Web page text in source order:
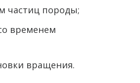
частиц породы;
временем
вращения.